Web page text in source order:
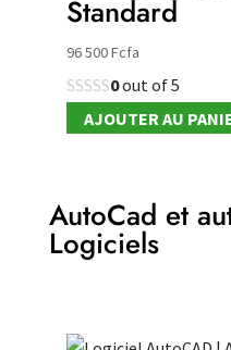
Standard
96 500Fcfa
0out of 5
AJOUTER AU
AutoCad et
Logiciels